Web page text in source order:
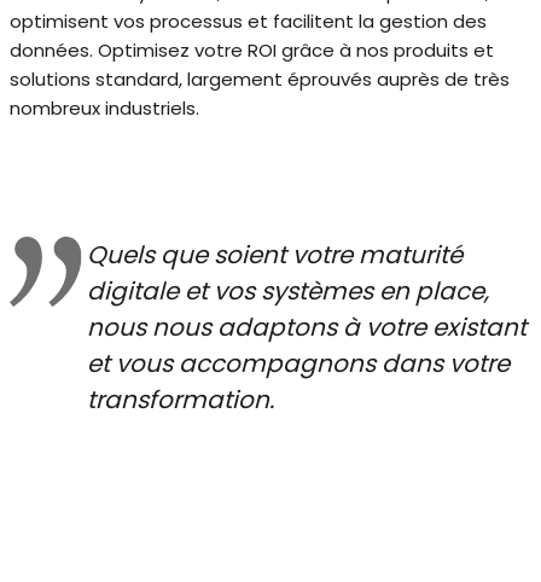
optimisent vos processus et facilitent la gestion des
données. Optimisez votre ROI grâce à nos produits et
solutions standard, largement éprouvés auprès de très
nombreux industriels.
Quels que soient votre maturité
digitale et vos systèmes en place,
nous nous adaptons à votre existant
et vous accompagnons dans votre
transformation.